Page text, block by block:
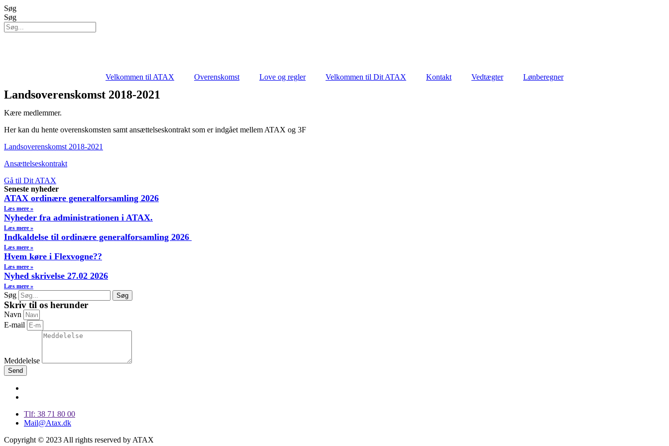
Videre
til
indhold
Søg
Søg
Velkommen til ATAX Overenskomst Love og regler Velkommen til Dit ATAX Kontakt Vedtægter Lønberegner
Landsoverenskomst 2018-2021
Kære medlemmer.
Her kan du hente overenskomsten samt ansættelseskontrakt som er indgået mellem ATAX og 3F
Landsoverenskomst 2018-2021
Ansættelseskontrakt
Gå til Dit ATAX
Seneste nyheder
ATAX ordinære generalforsamling 2026
Læs mere »
Nyheder fra administrationen i ATAX.
Læs mere »
Indkaldelse til ordinære generalforsamling 2026
Læs mere »
Hvem køre i Flexvogne??
Læs mere »
Nyhed skrivelse 27.02 2026
Læs mere »
Søg Søg
Skriv til os herunder
Navn
E-mail
Meddelelse
Send
Tlf: 38 71 80 00
Mail@Atax.dk
Copyright © 2023 All rights reserved by ATAX